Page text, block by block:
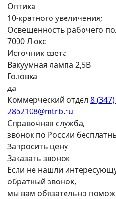
Оптика
10-кратного увеличения;
Освещенность рабочего
7000 Люкс
Источник света
Вакуумная лампа 2,5В
Головка
да
Коммерческий отдел 8
2862108@mtrb.ru
Справочная служба,
звонок по России
Запросить цену
Заказать звонок
Если не нашли
обратный звонок,
мы вам обязательно